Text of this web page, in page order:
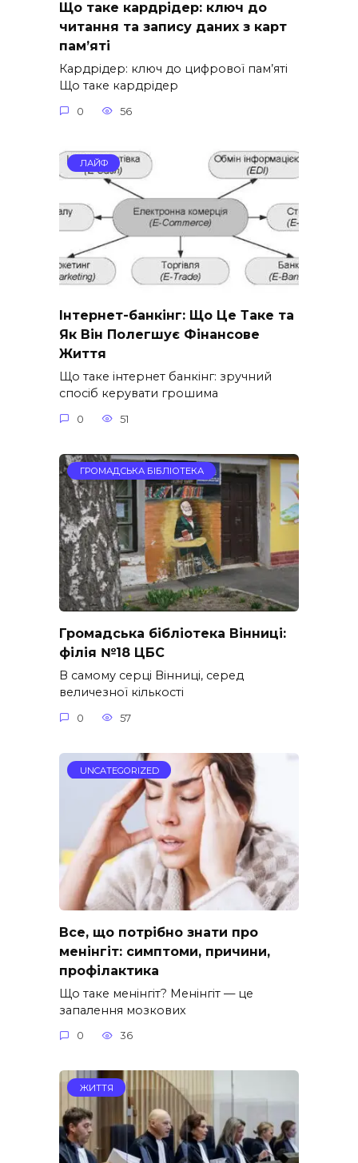
Що таке кардрідер: ключ до
читання та запису даних з карт
пам’яті
Кардрідер: ключ до цифрової пам’яті
Що таке кардрідер
0 56
ЛАЙФ
Інтернет-банкінг: Що Це Таке та
Як Він Полегшує Фінансове
Життя
Що таке інтернет банкінг: зручний
спосіб керувати грошима
0 51
ГРОМАДСЬКА БІБЛІОТЕКА
Громадська бібліотека Вінниці:
філія №18 ЦБС
В самому серці Вінниці, серед
величезної кількості
0 57
UNCATEGORIZED
Все, що потрібно знати про
менінгіт: симптоми, причини,
профілактика
Що таке менінгіт? Менінгіт — це
запалення мозкових
0 36
ЖИТТЯ